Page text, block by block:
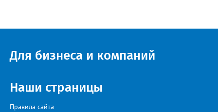
Челябинской, Свердловской, Курганской, Оренбургской
идейный вдохновитель, организатор фестиваля, эстрадный
певец, победитель главного патриотического конкурса страны
искусства «Золотая лира», участник телевизионных проектов
на Первом канале, обладатель звания «Голос страны» Алексей
Для бизнеса и компаний
Наши страницы
Правила сайта